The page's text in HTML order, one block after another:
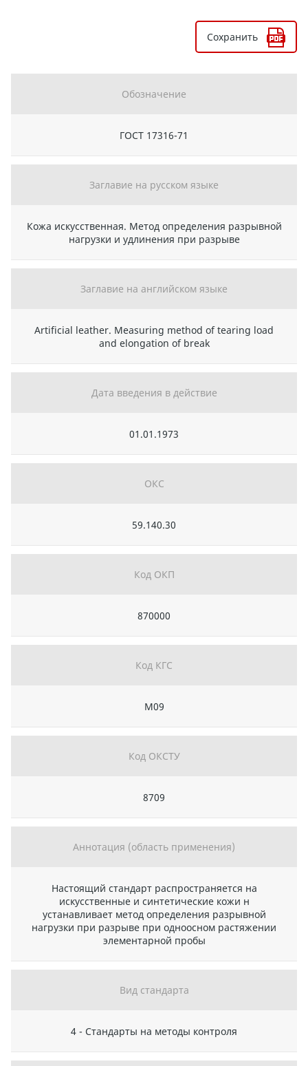
Сохранить
Обозначение
ГОСТ 17316-71
Заглавие на русском языке
Кожа искусственная. Метод определения разрывной
нагрузки и удлинения при разрыве
Заглавие на английском языке
Artificial leather. Measuring method of tearing load
and elongation of break
Дата введения в действие
01.01.1973
ОКС
59.140.30
Код ОКП
870000
Код КГС
М09
Код ОКСТУ
8709
Аннотация (область применения)
Настоящий стандарт распространяется на
искусственные и синтетические кожи н
устанавливает метод определения разрывной
нагрузки при разрыве при одноосном растяжении
элементарной пробы
Вид стандарта
4 - Стандарты на методы контроля